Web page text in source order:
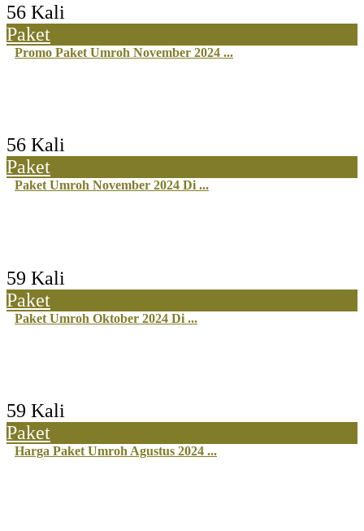
56 Kali
Paket
Promo Paket Umroh November 2024 ...
56 Kali
Paket
Paket Umroh November 2024 Di ...
59 Kali
Paket
Paket Umroh Oktober 2024 Di ...
59 Kali
Paket
Harga Paket Umroh Agustus 2024 ...